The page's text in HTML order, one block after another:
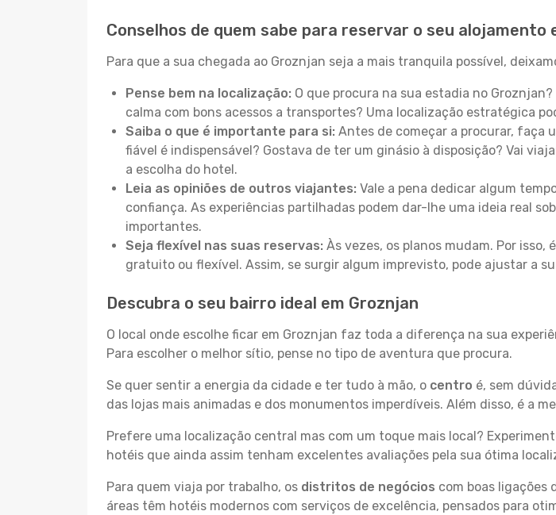
Conselhos de quem sabe para reservar o seu alojamento
Para que a sua chegada ao Groznjan seja a mais tranquila possível,
Pense bem na localização: O que procura na sua estadia no
calma com bons acessos a transportes? Uma localização estratégica
Saiba o que é importante para si: Antes de começar a procurar, faça
fiável é indispensável? Gostava de ter um ginásio à disposição? Vai
a escolha do hotel.
Leia as opiniões de outros viajantes: Vale a pena dedicar algum
confiança. As experiências partilhadas podem dar-lhe uma ideia real
importantes.
Seja flexível nas suas reservas: Às vezes, os planos mudam. Por
gratuito ou flexível. Assim, se surgir algum imprevisto, pode ajustar a
Descubra o seu bairro ideal em Groznjan
O local onde escolhe ficar em Groznjan faz toda a diferença na sua
Para escolher o melhor sítio, pense no tipo de aventura que procura.
Se quer sentir a energia da cidade e ter tudo à mão, o centro é, sem
das lojas mais animadas e dos monumentos imperdíveis. Além disso, é a
Prefere uma localização central mas com um toque mais local?
hotéis que ainda assim tenham excelentes avaliações pela sua ótima
Para quem viaja por trabalho, os distritos de negócios com boas ligações
áreas têm hotéis modernos com serviços de excelência, pensados para